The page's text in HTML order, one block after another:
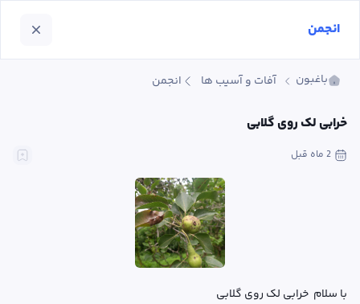
باغبون آفات و آسیب ها انجمن
خرابی لک روی گلابی
2 ماه قبل
با سلام  خرابی لک روی گلابی
انجمن